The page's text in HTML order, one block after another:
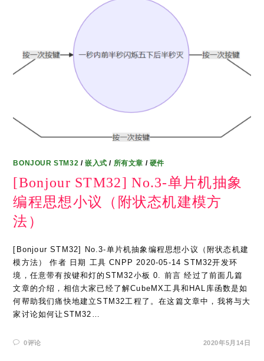
BONJOUR STM32 /嵌入式 / 所有文章 / 硬件
[Bonjour STM32] No.3-单片机抽象
编程思想小议（附状态机建模方
法）
[Bonjour STM32] No.3-单片机抽象编程思想小议（附状态机建
模方法） 作者 日期 工具 CNPP 2020-05-14 STM32开发环
境，任意带有按键和灯的STM32小板 0. 前言 经过了前面几篇
文章的介绍，相信大家已经了解CubeMX工具和HAL库函数是如
何帮助我们痛快地建立STM32工程了。在这篇文章中，我将与大
家讨论如何让STM32…
0评论 2020年5月14日